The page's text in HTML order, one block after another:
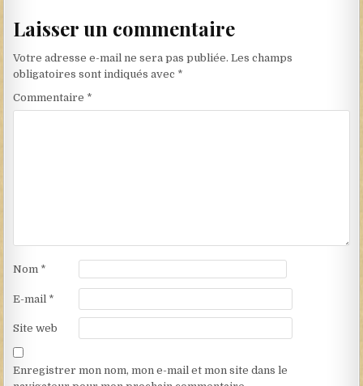
Laisser un commentaire
Votre adresse e-mail ne sera pas publiée. Les champs
obligatoires sont indiqués avec *
Commentaire *
Nom *
E-mail *
Site web
Enregistrer mon nom, mon e-mail et mon site dans le